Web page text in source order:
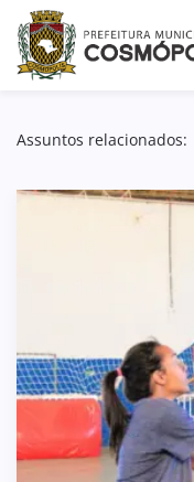
Assuntos relacionados: